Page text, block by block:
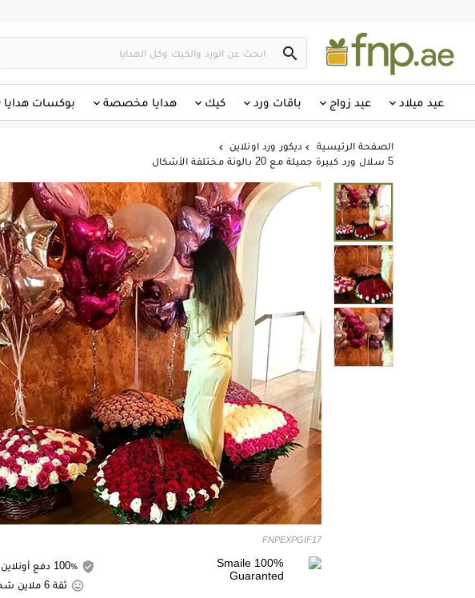

عيد ميلاد عيد زواج باقات ورد كيك هدايا مخصصة بوكسات هدايا
الصفحة الرئيسية  ديكور ورد اونلاين 
5 سلال ورد كبيرة جميلة مع 20 بالونة مختلفة الأشكال
FNPEXPGIF17
ثقة 6 ملاين شخص.